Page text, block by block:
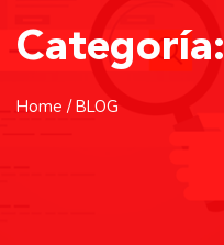
Categoría:
Home / BLOG